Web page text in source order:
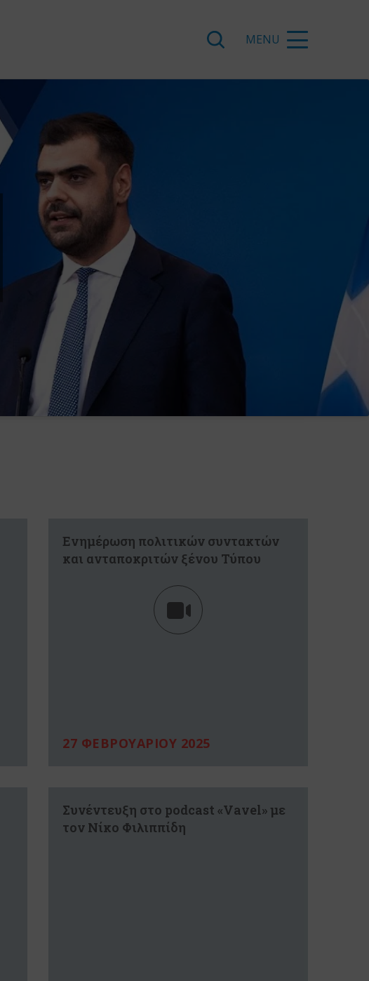
Ενημέρωση πολιτικών συντακτών
και ανταποκριτών ξένου Τύπου
27 ΦΕΒΡΟΥΑΡΙΟΥ 2025
Συνέντευξη στο podcast «Vavel» με
τον Νίκο Φιλιππίδη